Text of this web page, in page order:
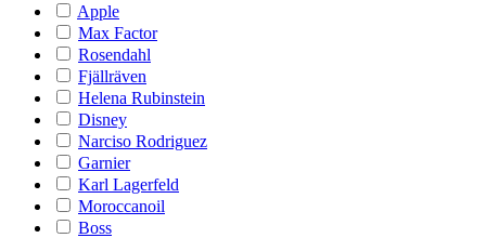
Apple
Max Factor
Rosendahl
Fjällräven
Helena Rubinstein
Disney
Narciso Rodriguez
Garnier
Karl Lagerfeld
Moroccanoil
Boss